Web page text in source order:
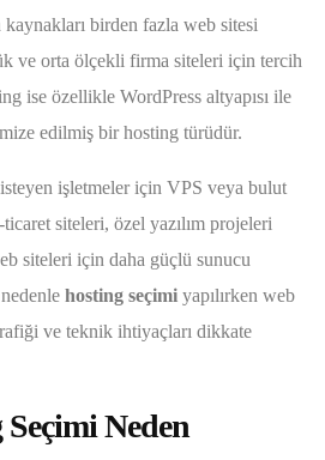
birden fazla web sitesi
ve orta ölçekli firma siteleri için tercih
ise özellikle WordPress altyapısı ile
edilmiş bir hosting türüdür.
işletmeler için VPS veya bulut
siteleri, özel yazılım projeleri
siteleri için daha güçlü sunucu
hosting seçimi yapılırken web
ve teknik ihtiyaçları dikkate
Neden